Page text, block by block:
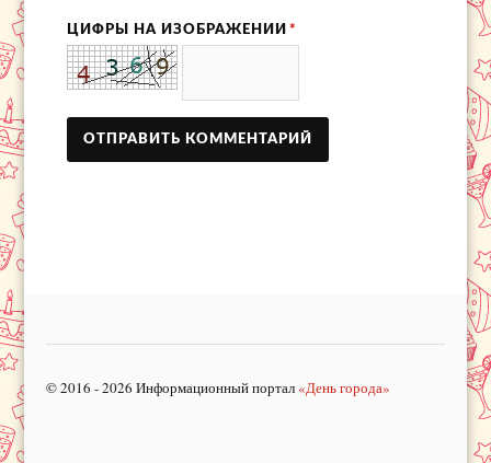
ЦИФРЫ НА ИЗОБРАЖЕНИИ *
© 2016 - 2026 Информационный портал «День города»